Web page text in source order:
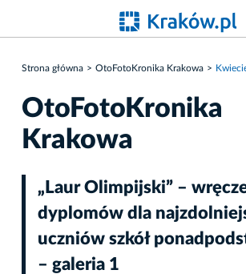
Strona główna OtoFotoKronika Krakowa
OtoFotoKronika
Krakowa
„Laur Olimpijski” –
dyplomów dla
uczniów szkół
– galeria 1